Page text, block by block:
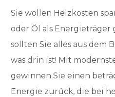
Sie wollen Heizkosten
oder Öl als Energieträger
sollten Sie alles aus dem
was drin ist! Mit
gewinnen Sie einen
Energie zurück, die bei